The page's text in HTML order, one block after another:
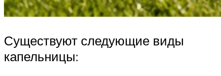
Существуют следующие виды
капельницы: